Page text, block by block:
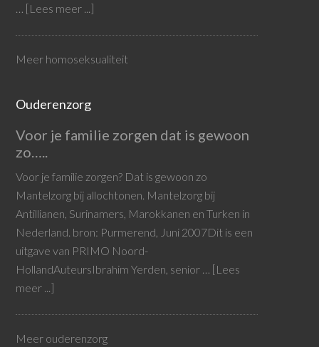
… [Lees meer ...]
Meer homoseksualiteit
Ouderenzorg
Voor je familie zorgen dat is gewoon
zo…..
Voor je familie zorgen? Dat is gewoon zo
Mantelzorg bij allochtonen. Mantelzorg bij
Antillianen, Surinamers, Marokkanen en Turken in
Nederland. bron: Purmerend, Juni 2007Dit is een
uitgave van PRIMO Noord-
HollandAuteursIbrahim Yerden, senior … [Lees
meer ...]
Meer ouderenzorg